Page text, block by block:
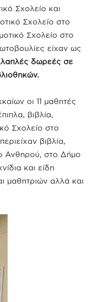
Σχολείο και
Σχολείο στο
Σχολείο στο
είχαν ως
δωρεές σε
οι 11 μαθητές
βιβλία,
Σχολείο στο
βιβλία,
Ανθηρού, στο Δήμο
και είδη
μαθητριών αλλά και